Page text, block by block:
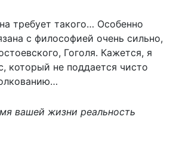
требует такого… Особенно
с философией очень сильно,
Гоголя. Кажется, я
который не поддается чисто
вашей жизни реальность